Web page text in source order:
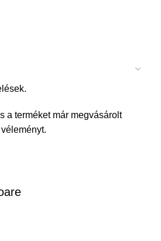
a terméket már megvásárolt